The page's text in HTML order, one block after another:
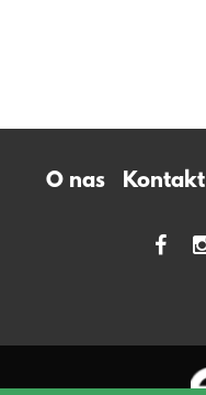
O nas Kontakt